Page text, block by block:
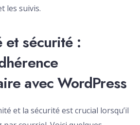
les suivis.
et sécurité :
avec WordPress
et la sécurité est crucial lorsqu’il